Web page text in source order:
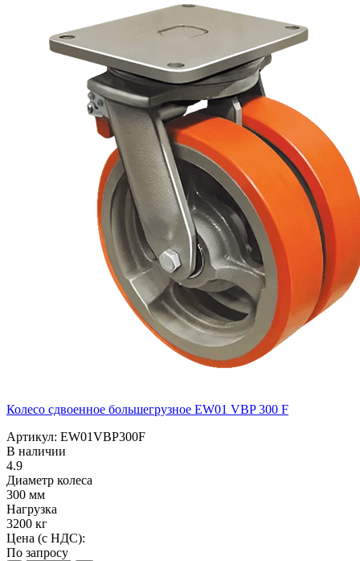
Колесо сдвоенное большегрузное EW01 VBP 300 F
Артикул: EW01VBP300F
В наличии
4.9
Диаметр колеса
300 мм
Нагрузка
3200 кг
Цена (с НДС):
По запросу